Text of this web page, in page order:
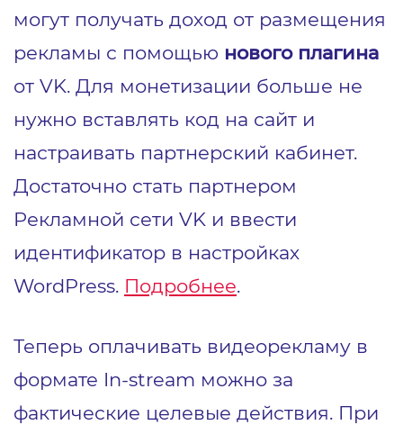
могут получать доход от размещения
рекламы с помощью нового плагина
от VK. Для монетизации больше не
нужно вставлять код на сайт и
настраивать партнерский кабинет.
Достаточно стать партнером
Рекламной сети VK и ввести
идентификатор в настройках
WordPress. Подробнее.
Теперь оплачивать видеорекламу в
формате In-stream можно за
фактические целевые действия. При